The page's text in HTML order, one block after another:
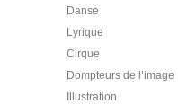
Danse
Lyrique
Cirque
Dompteurs de l’image
Illustration